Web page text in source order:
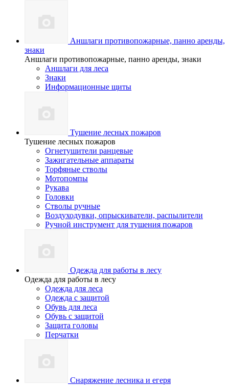
Аншлаги противопожарные, панно аренды,
знаки
Аншлаги противопожарные, панно аренды, знаки
Аншлаги для леса
Знаки
Информационные щиты
Тушение лесных пожаров
Тушение лесных пожаров
Огнетушители ранцевые
Зажигательные аппараты
Торфяные стволы
Мотопомпы
Рукава
Головки
Стволы ручные
Воздуходувки, опрыскиватели, распылители
Ручной инструмент для тушения пожаров
Одежда для работы в лесу
Одежда для работы в лесу
Одежда для леса
Одежда с защитой
Обувь для леса
Обувь с защитой
Защита головы
Перчатки
Снаряжение лесника и егеря